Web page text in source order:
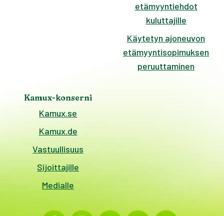
etämyyntiehdot
kuluttajille
Käytetyn ajoneuvon
etämyyntisopimuksen
peruuttaminen
Kamux-konserni
Kamux.se
Kamux.de
Vastuullisuus
Sijoittajille
Medialle